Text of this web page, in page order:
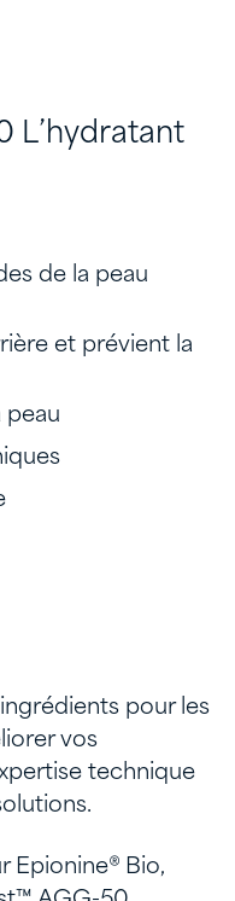
L’hydratant
de la peau
et prévient la
peau
pour les
vos
technique
Epionine® Bio,